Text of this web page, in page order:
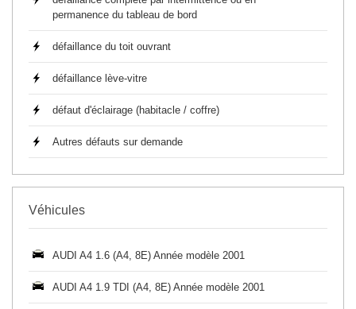
permanence du tableau de bord
défaillance du toit ouvrant
défaillance lève-vitre
défaut d'éclairage (habitacle / coffre)
Autres défauts sur demande
Véhicules
AUDI A4 1.6 (A4, 8E) Année modèle 2001
AUDI A4 1.9 TDI (A4, 8E) Année modèle 2001